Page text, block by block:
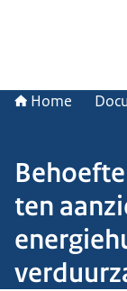
Home
ten